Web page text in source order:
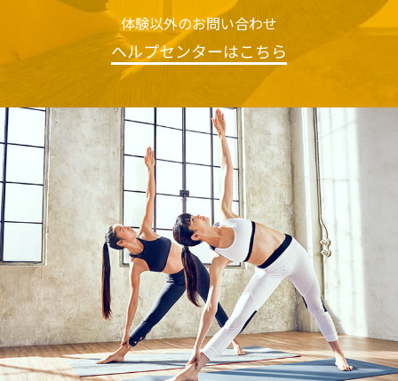
体験以外のお問い合わせ
ヘルプセンターはこちら